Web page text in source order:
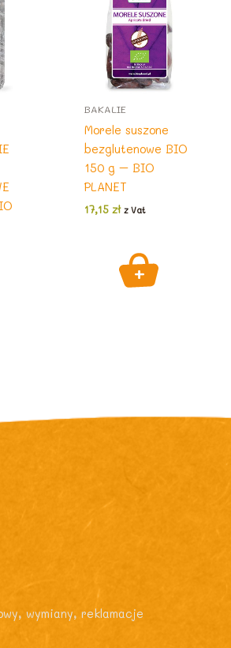
BAKALIE
Morele suszone
bezglutenowe BIO
150 g – BIO
PLANET
17,15 zł z Vat
wymiany, reklamacje